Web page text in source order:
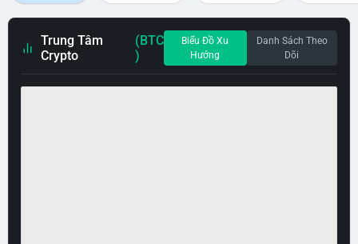
Trung Tâm
Crypto
(BTC
)
Biểu Đồ Xu
Hướng
Danh Sách Theo
Dõi